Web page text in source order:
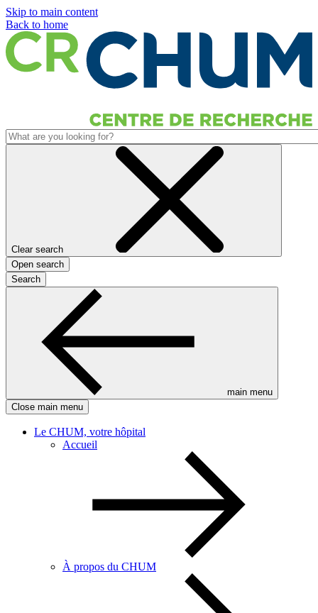
Skip to main content
Back to home
Clear search
Open search
Search
main menu
Close main menu
Le CHUM, votre hôpital
Accueil
À propos du CHUM